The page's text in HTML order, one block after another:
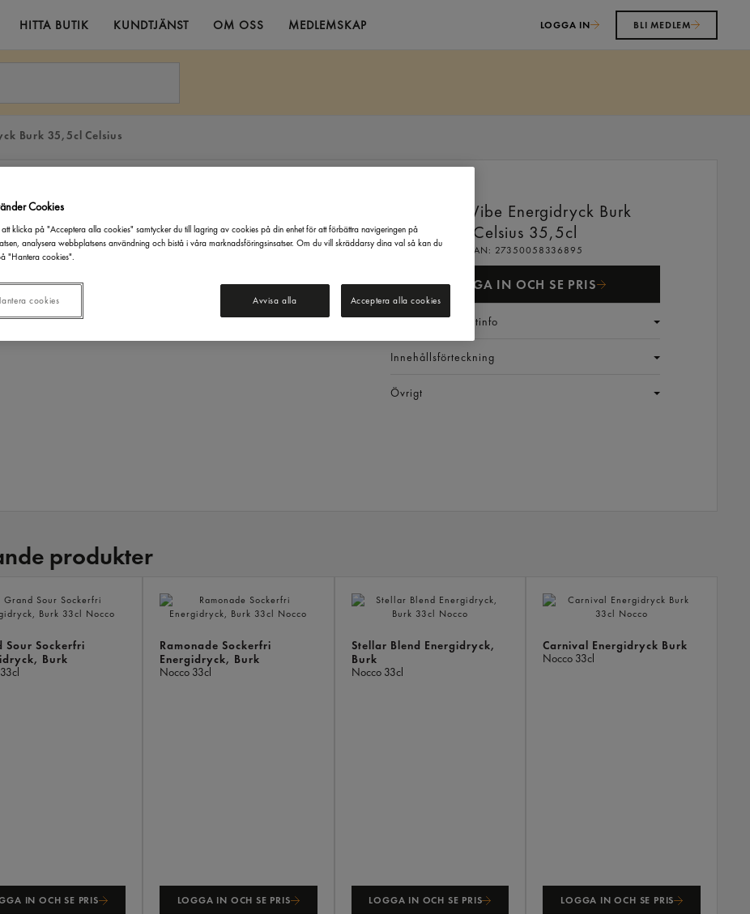
HITTA BUTIK KUNDTJÄNST OM OSS MEDLEMSKAP LOGGA IN BLI MEDLEM
Burk 35,5cl Celsius
Jungle Vibe Energidryck Burk
Celsius 35,5cl
EAN: 27350058336895
LOGGA IN OCH SE PRIS
Generell produktinfo
Innehållsförteckning
Övrigt
produkter
Sour Sockerfri
Burk
33cl
IN OCH SE PRIS
Ramonade Sockerfri
Energidryck, Burk
Nocco 33cl
LOGGA IN OCH SE PRIS
Stellar Blend Energidryck,
Burk
Nocco 33cl
LOGGA IN OCH SE PRIS
Carnival Energidryck Burk
Nocco 33cl
LOGGA IN OCH SE PRIS
Cookies
klicka på "Acceptera alla cookies" samtycker du till lagring av cookies på din enhet för att förbättra navigeringen på
analysera webbplatsens användning och bistå i våra marknadsföringsinsatser. Om du vill skräddarsy dina val så kan du
"Hantera cookies".
Avvisa alla Acceptera alla cookies
cookies